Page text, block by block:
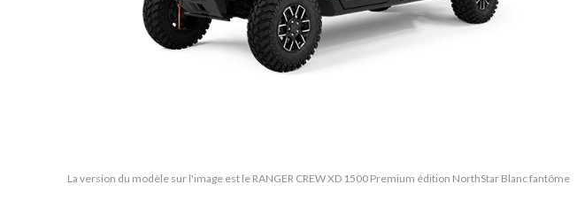
La version du modèle sur l'image est le RANGER CREW XD 1500 Premium édition NorthStar Blanc fantôme